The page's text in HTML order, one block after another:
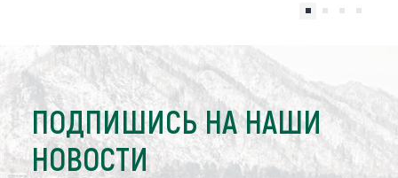
ПОДПИШИСЬ НА НАШИ
НОВОСТИ